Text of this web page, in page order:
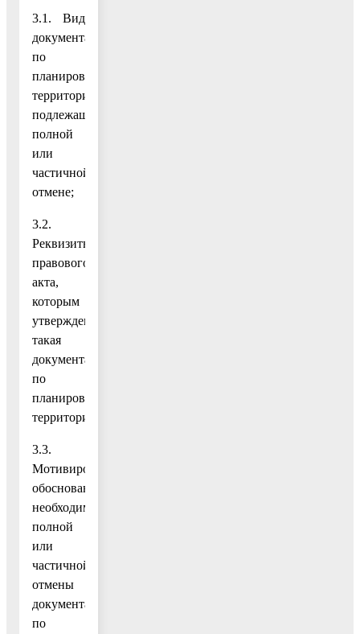
3.1. Вид
документации
по
планировке
территории,
подлежащей
полной
или
частичной
отмене;
3.2.
Реквизиты
правового
акта,
которым
утверждена
такая
документация
по
планировке
территории;
3.3.
Мотивированное
обоснование
необходимости
полной
или
частичной
отмены
документации
по